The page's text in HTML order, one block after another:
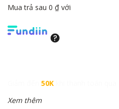
Mua trả sau 0 ₫ với
50K
Xem thêm